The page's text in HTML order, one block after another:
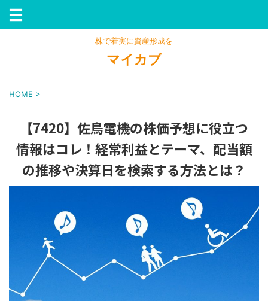
株で着実に資産形成を
マイカブ
HOME >
【7420】佐鳥電機の株価予想に役立つ
情報はコレ！経常利益とテーマ、配当額
の推移や決算日を検索する方法とは？